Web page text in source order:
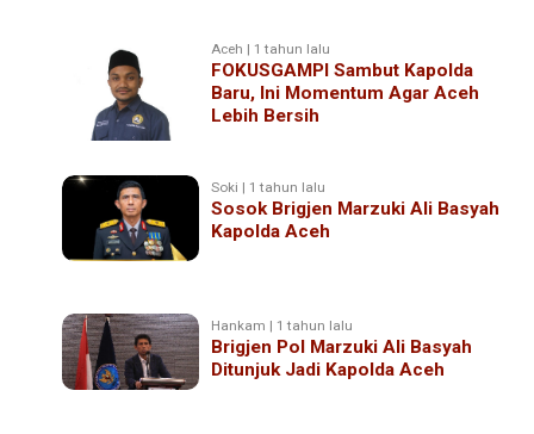
Aceh | 1 tahun lalu
FOKUSGAMPI Sambut Kapolda
Baru, Ini Momentum Agar Aceh
Lebih Bersih
Soki | 1 tahun lalu
Sosok Brigjen Marzuki Ali Basyah
Kapolda Aceh
Hankam | 1 tahun lalu
Brigjen Pol Marzuki Ali Basyah
Ditunjuk Jadi Kapolda Aceh